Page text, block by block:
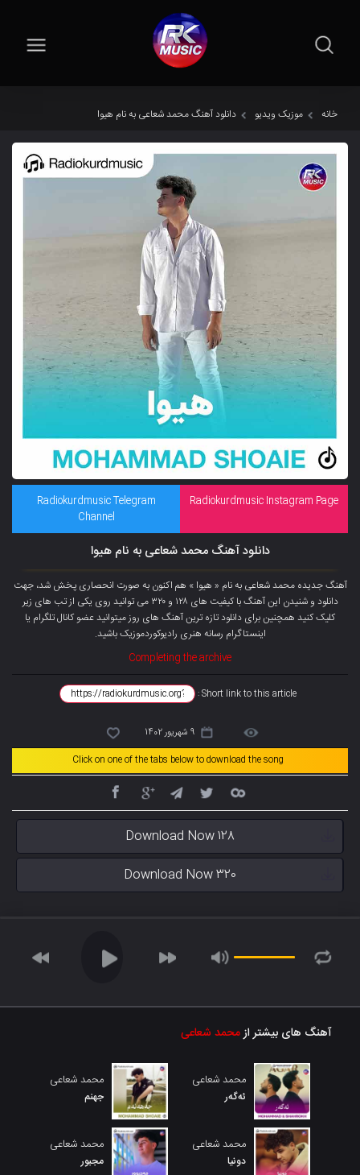
خانه موزیک ویدیو دانلود آهنگ محمد شعاعی به نام هیوا
Radiokurdmusic Instagram Page
Radiokurdmusic Telegram
Channel
دانلود آهنگ محمد شعاعی به نام هیوا
آهنگ جدیده محمد شعاعی به نام « هیوا » هم اکنون به صورت انحصاری پخش شد، جهت
دانلود و شنیدن این آهنگ با کیفیت های ۱۲۸ و ۳۲۰ می توانید روی یکی از تب های زیر
کلیک کنید همچنین برای دانلود تازه ترین آهنگ های روز میتوانید عضو کانال تلگرام یا
اینستاگرام رسانه هنری رادیوکوردموزیک باشید.
Completing the archive
Short link to this article :
9 شهریور 1402
Click on one of the tabs below to download the song
Download Now 128
Download Now 320
آهنگ های بیشتر ازمحمد شعاعی
محمد شعاعی
ئەگەر
محمد شعاعی
جهنم
محمد شعاعی
دونیا
محمد شعاعی
مجبور